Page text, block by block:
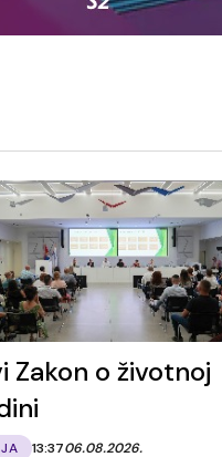
Zakon o životnoj
13:3706.08.2026.